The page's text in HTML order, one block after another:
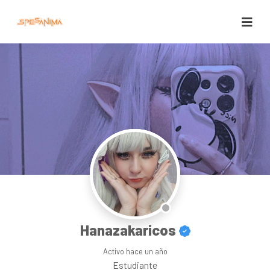
Hanazakaricos
Activo hace un año
Estudiante